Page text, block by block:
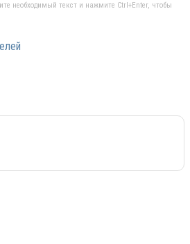
необходимый текст и нажмите Ctrl+Enter, чтобы